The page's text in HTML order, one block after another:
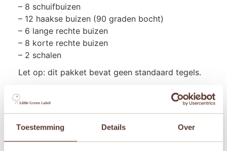
Toestemming Details Over
– 8 schuifbuizen
– 12 haakse buizen (90 graden bocht)
– 6 lange rechte buizen
– 8 korte rechte buizen
– 2 schalen
Let op: dit pakket bevat geen standaard tegels.
Materiaal: Alle tegels zijn gemaakt van niet-giftig
en vastgenageld voor extra veiligheid.